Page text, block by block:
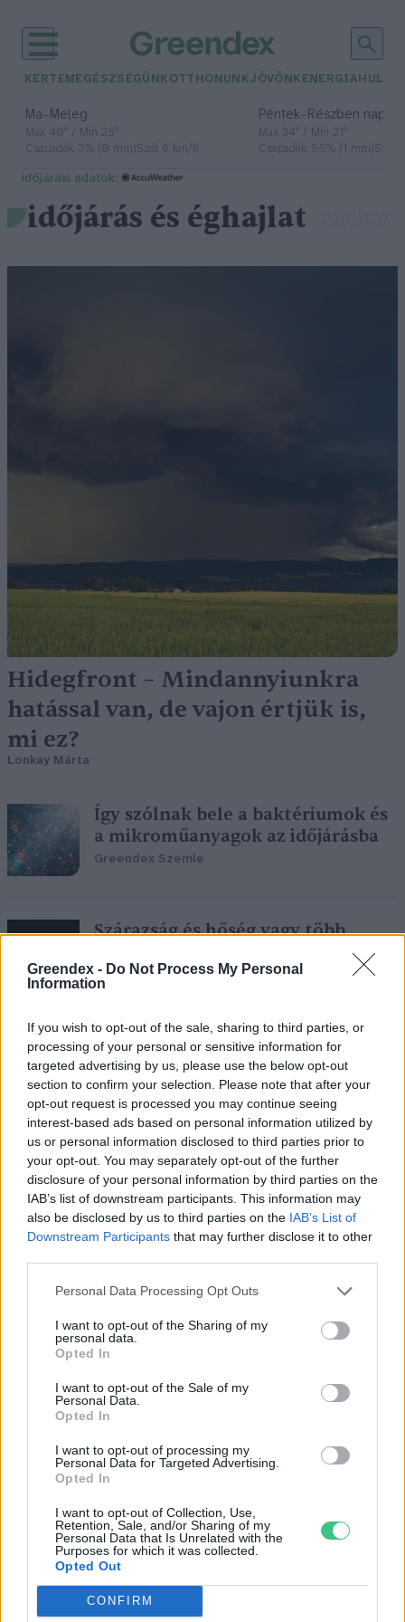
Greendex - Do Not Process My Personal
Information
If you wish to opt-out of the sale, sharing to third parties, or
processing of your personal or sensitive information for
targeted advertising by us, please use the below opt-out
section to confirm your selection. Please note that after your
opt-out request is processed you may continue seeing
interest-based ads based on personal information utilized by
us or personal information disclosed to third parties prior to
your opt-out. You may separately opt-out of the further
disclosure of your personal information by third parties on the
IAB’s list of downstream participants. This information may
also be disclosed by us to third parties on the IAB’s List of
Downstream Participants that may further disclose it to other
Personal Data Processing Opt Outs
I want to opt-out of the Sharing of my
personal data.
Opted In
I want to opt-out of the Sale of my
Personal Data.
Opted In
I want to opt-out of processing my
Personal Data for Targeted Advertising.
Opted In
I want to opt-out of Collection, Use,
Retention, Sale, and/or Sharing of my
Personal Data that Is Unrelated with the
Purposes for which it was collected.
Opted Out
CONFIRM
KERTEM EGÉSZSÉGÜNK OTTHONUNKJÖVŐNK ENERGIA
Ma– Meleg
Max 40° / Min 25°
Csapadék: 3% (0 mm)Szél: 6 km/h
Péntek– Részben
Max 34° / Min 21°
Csapadék: 55% (1 mm)Szél:
időjárási adatok:
időjárás és éghajlat
Hidegfront – Mindannyiunkra
hatással van, de vajon értjük is,
mi ez?
Lonkay Márta
Így szólnak bele a baktériumok és
a mikroműanyagok az időjárásba
Greendex Szemle
Szárazság és hőség vagy több
csapadék? – Mire számíthatunk a
„szuper” El Niñótól?
A szélsőséges időjárás már a
mindennapjaink része, de vajon
hihetünk a klímamodelleknek?
Greendex
Olyan fordulat körvonalazódik,
amely meghatározhatja 2026
Greendex Szemle
Viharvadászat: honnan tudhatjuk,
mi zajlik a felhők felett? – Podcast
Greendex